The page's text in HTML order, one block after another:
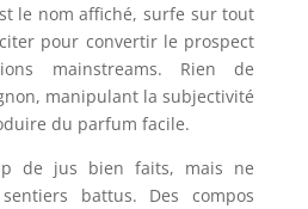
le nom affiché, surfe sur tout
pour convertir le prospect
mainstreams. Rien de
manipulant la subjectivité
du parfum facile.
de jus bien faits, mais ne
battus. Des compos